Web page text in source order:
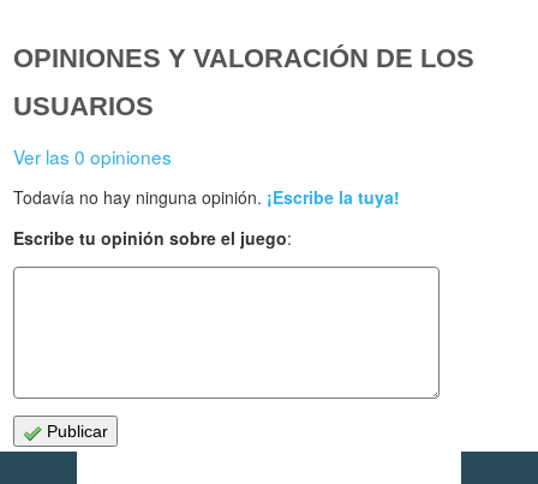
OPINIONES Y VALORACIÓN DE LOS
USUARIOS
Ver las 0 opiniones
Todavía no hay ninguna opinión. ¡Escribe la tuya!
Escribe tu opinión sobre el juego:
Publicar